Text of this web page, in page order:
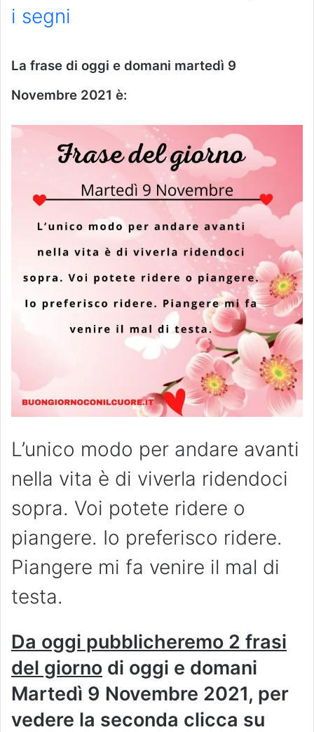
i segni
La frase di oggi e domani martedì 9
Novembre 2021 è:
L’unico modo per andare avanti
nella vita è di viverla ridendoci
sopra. Voi potete ridere o
piangere. Io preferisco ridere.
Piangere mi fa venire il mal di
testa.
Da oggi pubblicheremo 2 frasi
del giorno di oggi e domani
Martedì 9 Novembre 2021, per
vedere la seconda clicca su